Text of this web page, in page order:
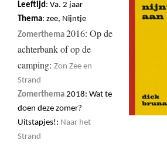
Leeftijd: Va. 2 jaar
Thema: zee, Nijntje
Zomerthema 2016: Op de
achterbank of op de
camping: Zon Zee en
Strand
Zomerthema 2018: Wat te
doen deze zomer?
Uitstapjes!: Naar het
Strand